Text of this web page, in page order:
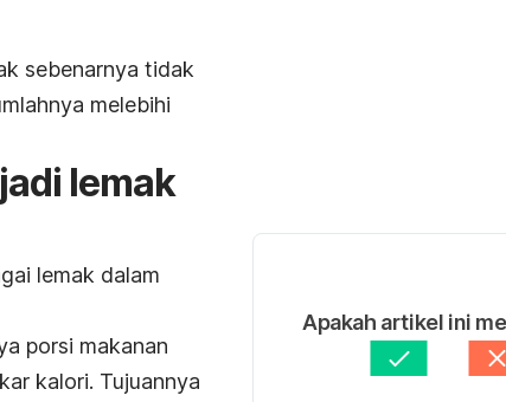
sebenarnya tidak
melebihi
lemak
lemak dalam
porsi makanan
kalori. Tujuannya
Apakah artikel ini